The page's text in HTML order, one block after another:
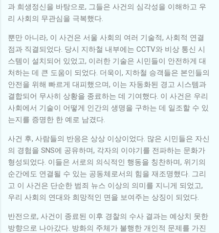
과 희생정신을 바탕으로, 그들은 사건의 심각성을 이해하고 우
리 사회의 무관심을 극복했다.
뿐만 아니라, 이 사건은 서울 사회의 여러 기술적, 사회적 연결
점과 직결되었다. 당시 지하철 내부에는 CCTV와 비상 통신 시
스템이 설치되어 있었고, 이러한 기술은 시민들이 안전하게 대
처하는 데 큰 도움이 되었다. 더욱이, 지하철 승객들은 본인들의
안전을 위해 빠르게 대피했으며, 이는 자동화된 경고 시스템과
결합되어 무사히 상황을 종료하는 데 기여했다. 이 사건은 우리
사회에서 기술이 어떻게 인간의 생명을 구하는 데 일조할 수 있
는지를 증명한 한 예로 남겼다.
사건 후, 사람들의 반응은 상상 이상이었다. 많은 시민들은 자신
의 경험을 SNS에 공유하며, 각자의 이야기를 전파하는 문화가
형성되었다. 이들은 서로의 의식적인 행동을 칭찬하며, 위기의
순간에도 연결될 수 있는 공동체로서의 힘을 재조명했다. 그리
고 이 사건은 단순한 범죄 뉴스 이상의 의미를 지니게 되었고,
우리 사회의 연대와 희망적인 면을 보여주는 상징이 되었다.
반전으로, 사건이 종료된 이후 경찰의 수사 결과는 예상치 못한
방향으로 나아갔다. 방화의 주체가 불행한 개인적 문제를 가진